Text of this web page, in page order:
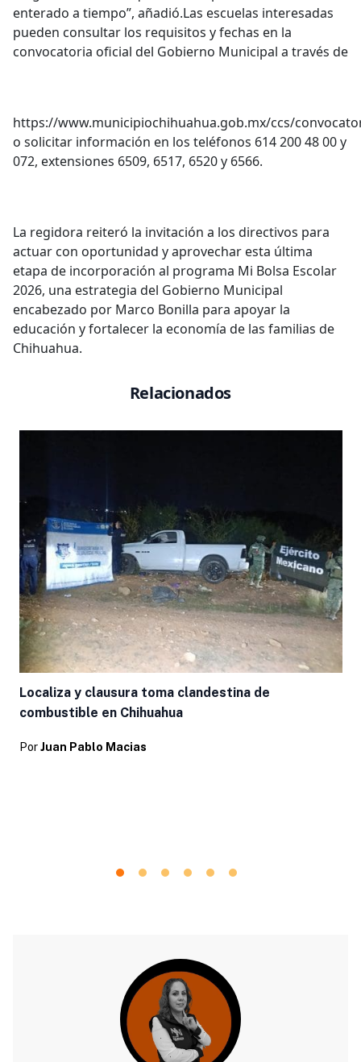
enterado a tiempo”, añadió.Las escuelas interesadas
pueden consultar los requisitos y fechas en la
convocatoria oficial del Gobierno Municipal a través de
https://www.municipiochihuahua.gob.mx/ccs/
o solicitar información en los teléfonos 614 200 48 00 y
072, extensiones 6509, 6517, 6520 y 6566.
La regidora reiteró la invitación a los directivos para
actuar con oportunidad y aprovechar esta última
etapa de incorporación al programa Mi Bolsa Escolar
2026, una estrategia del Gobierno Municipal
encabezado por Marco Bonilla para apoyar la
educación y fortalecer la economía de las familias de
Chihuahua.
Relacionados
Localiza y clausura toma clandestina de
combustible en Chihuahua
Por Juan Pablo Macias